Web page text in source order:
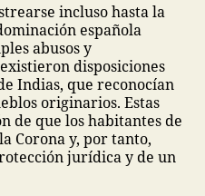
incluso hasta la
española
abusos y
disposiciones
Indias, que reconocían
originarios. Estas
de que los habitantes de
Corona y, por tanto,
jurídica y de un